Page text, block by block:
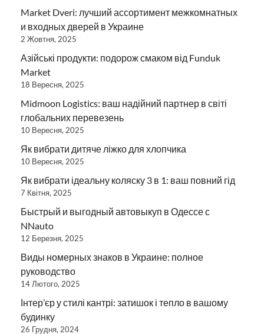
Market Dveri: лучший ассортимент межкомнатных
и входных дверей в Украине
2 Жовтня, 2025
Азійські продукти: подорож смаком від Funduk
Market
18 Вересня, 2025
Midmoon Logistics: ваш надійний партнер в світі
глобальних перевезень
10 Вересня, 2025
Як вибрати дитяче ліжко для хлопчика
10 Вересня, 2025
Як вибрати ідеальну коляску 3 в 1: ваш повний гід
7 Квітня, 2025
Быстрый и выгодный автовыкуп в Одессе с
NNauto
12 Березня, 2025
Виды номерных знаков в Украине: полное
руководство
14 Лютого, 2025
Інтер’єр у стилі кантрі: затишок і тепло в вашому
будинку
26 Грудня, 2024